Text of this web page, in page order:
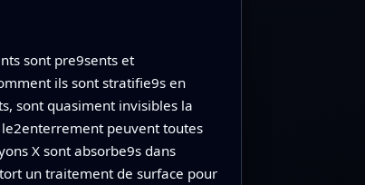
sont pre9sents et
ils sont stratifie9s en
sont quasiment invisibles la
peuvent toutes
X sont absorbe9s dans
un traitement de surface pour